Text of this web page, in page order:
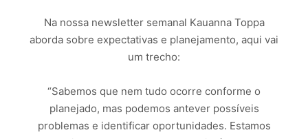
Na nossa newsletter semanal Kauanna Toppa
aborda sobre expectativas e planejamento, aqui vai
um trecho:
“Sabemos que nem tudo ocorre conforme o
planejado, mas podemos antever possíveis
problemas e identificar oportunidades. Estamos